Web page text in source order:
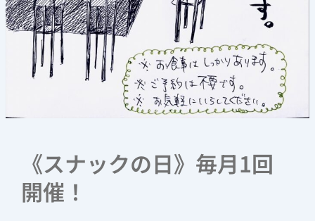
《スナックの日》毎月1回
開催！